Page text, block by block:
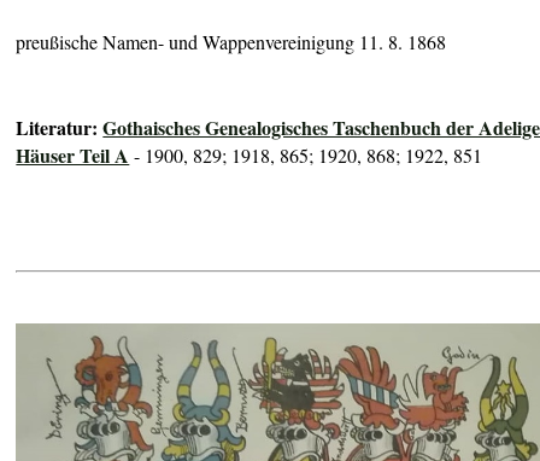
preußische Namen- und Wappenvereinigung 11. 8. 1868
Literatur:Gothaisches Genealogisches Taschenbuch der
Häuser Teil A - 1900, 829; 1918, 865; 1920, 868; 1922, 851